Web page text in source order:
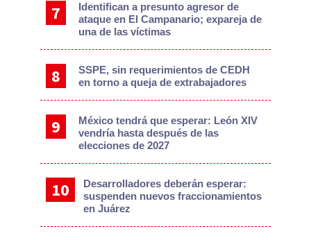
Identifican a presunto agresor de
ataque en El Campanario; expareja de
una de las víctimas
SSPE, sin requerimientos de CEDH
en torno a queja de extrabajadores
México tendrá que esperar: León XIV
vendría hasta después de las
elecciones de 2027
Desarrolladores deberán esperar:
suspenden nuevos fraccionamientos
en Juárez